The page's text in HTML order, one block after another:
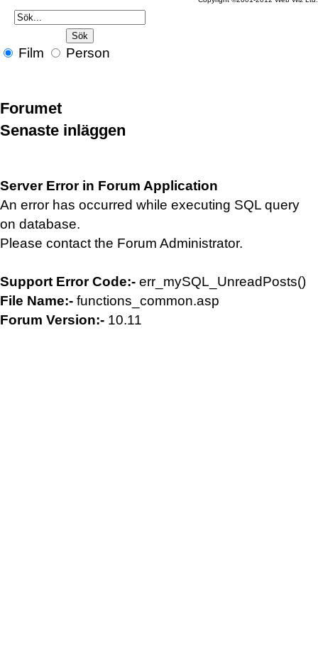
Film Person
Forumet
Senaste inläggen
Server Error in Forum Application
An error has occurred while executing SQL query
on database.
Please contact the Forum Administrator.
Support Error Code:- err_mySQL_UnreadPosts()
File Name:- functions_common.asp
Forum Version:- 10.11